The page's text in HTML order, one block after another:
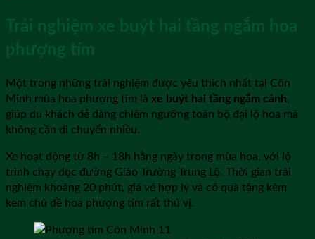
Trải nghiệm xe buýt hai tầng ngắm hoa
phượng tím
Một trong những trải nghiệm được yêu thích nhất tại Côn
Minh mùa hoa phượng tím là xe buýt hai tầng ngắm cảnh,
giúp du khách dễ dàng chiêm ngưỡng toàn bộ đại lộ hoa mà
không cần di chuyển nhiều.
Xe hoạt động từ 8h – 18h hằng ngày trong mùa hoa, với lộ
trình chạy dọc đường Giáo Trường Trung Lộ. Thời gian trải
nghiệm khoảng 20 phút, giá vé hợp lý và có quà tặng kèm
kem chủ đề hoa phượng tím rất thú vị.